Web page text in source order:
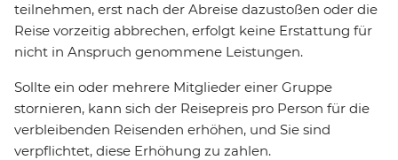
teilnehmen, erst nach der Abreise dazustoßen oder die
Reise vorzeitig abbrechen, erfolgt keine Erstattung für
nicht in Anspruch genommene Leistungen.
Sollte ein oder mehrere Mitglieder einer Gruppe
stornieren, kann sich der Reisepreis pro Person für die
verbleibenden Reisenden erhöhen, und Sie sind
verpflichtet, diese Erhöhung zu zahlen.